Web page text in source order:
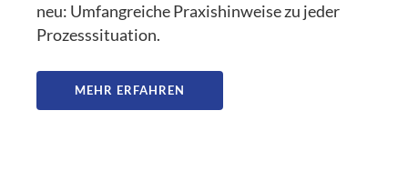
neu: Umfangreiche Praxishinweise zu jeder
Prozesssituation.
MEHR ERFAHREN